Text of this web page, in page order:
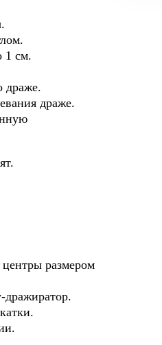
1 см.
драже.
драже.
центры размером
дражиратор.